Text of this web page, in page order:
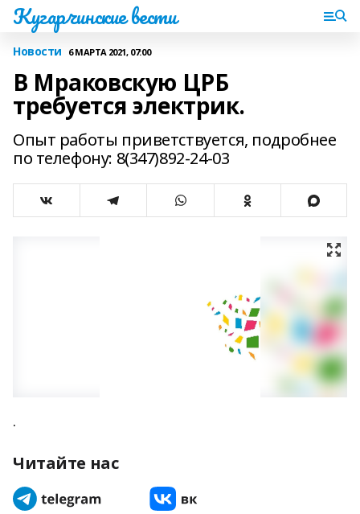
Кугарчинские вести
Новости 6 МАРТА 2021, 07:00
В Мраковскую ЦРБ
требуется электрик.
Опыт работы приветствуется, подробнее
по телефону: 8(347)892-24-03
.
Читайте нас